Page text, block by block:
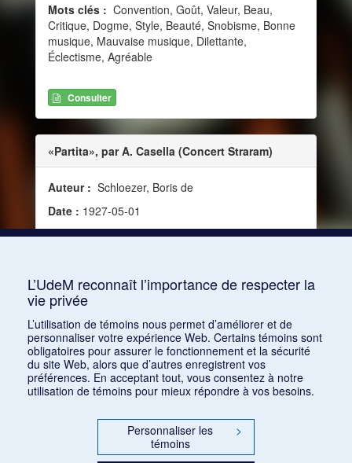
Mots clés : Convention, Goût, Valeur, Beau,
Critique, Dogme, Style, Beauté, Snobisme, Bonne
musique, Mauvaise musique, Dilettante,
Éclectisme, Agréable
Consulter
«Partita», par A. Casella (Concert Straram)
Auteur : Schloezer, Boris de
Date : 1927-05-01
Source :La Revue musicale, vol. 8, no 7 (1er mai
L’UdeM reconnaît l’importance de respecter la
vie privée
L’utilisation de témoins nous permet d’améliorer et de
personnaliser votre expérience Web. Certains témoins sont
obligatoires pour assurer le fonctionnement et la sécurité
du site Web, alors que d’autres enregistrent vos
préférences. En acceptant tout, vous consentez à notre
utilisation de témoins pour mieux répondre à vos besoins.
Personnaliser les
témoins
>